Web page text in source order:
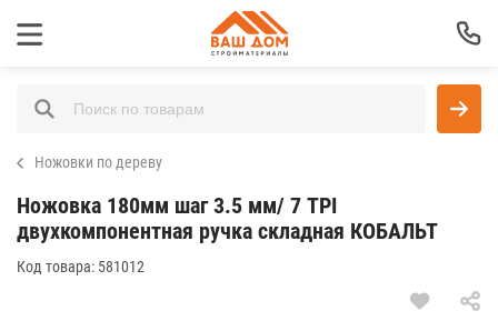
Ножовки по дереву
Ножовка 180мм шаг 3.5 мм/ 7 TPI
двухкомпонентная ручка складная КОБАЛЬТ
Код товара: 581012